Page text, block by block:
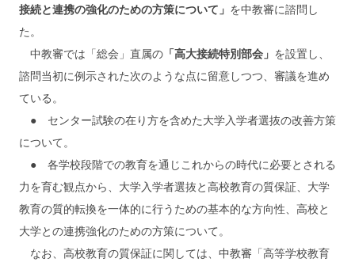
接続と連携の強化のための方策について」 を中教審に諮問し
た。
中教審では「総会」直属の 「高大接続特別部会」 を設置し、
諮問当初に例示された次のような点に留意しつつ、審議を進め
ている。
● センター試験の在り方を含めた大学入学者選抜の改善方策
について。
● 各学校段階での教育を通じこれからの時代に必要とされる
力を育む観点から、大学入学者選抜と高校教育の質保証、大学
教育の質的転換を一体的に行うための基本的な方向性、高校と
大学との連携強化のための方策について。
なお、高校教育の質保証に関しては、中教審「高等学校教育